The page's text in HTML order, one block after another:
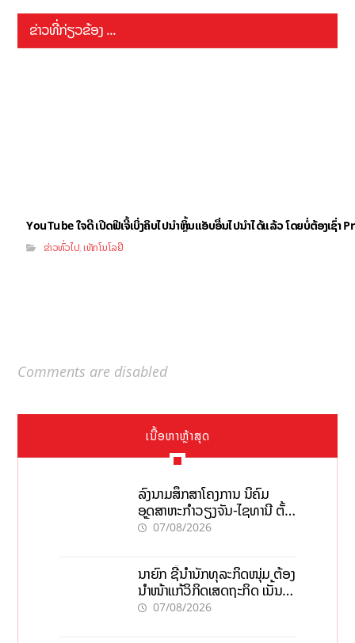
ຂ່າວທີ່ກ່ຽວຂ້ອງ ...
YouTube ໃຈດີ ເປີດຟີເຈີ້ເບິ່ງຄິບໄປນຳຫຼິ້ນແອັບອື່ນໄປນຳໄດ້ແລ້ວ ໂດຍບໍ່ຕ້ອງເຊົ່າ
ຂ່າວທົ່ວໄປ,ເທັກໂນໂລຢີ
Comments are disabled
ເນື້ອຫາຫຼ້າສຸດ
ລົງນາມສຶກສາໂຄງການ ນິຄົມ
ອຸດສາຫະກຳວຽງຈັນ-ໄຊທານີ ຕັ້ງ
ເປົ້າດຶງທຶນ 150 ລ້ານໂດລາ, ສ້າງ
07/08/2026
ນາຍົກ ຊີ້ນຳນັກທຸລະກິດໜຸ່ມ ຕ້ອງ
ນຳໜ້າແກ້ວິກິດເສດຖະກິດ ເນັ້ນດຶງ
ທຶນສາກົນ, ຫັນສູ່ດິຈິຕອນ
07/08/2026